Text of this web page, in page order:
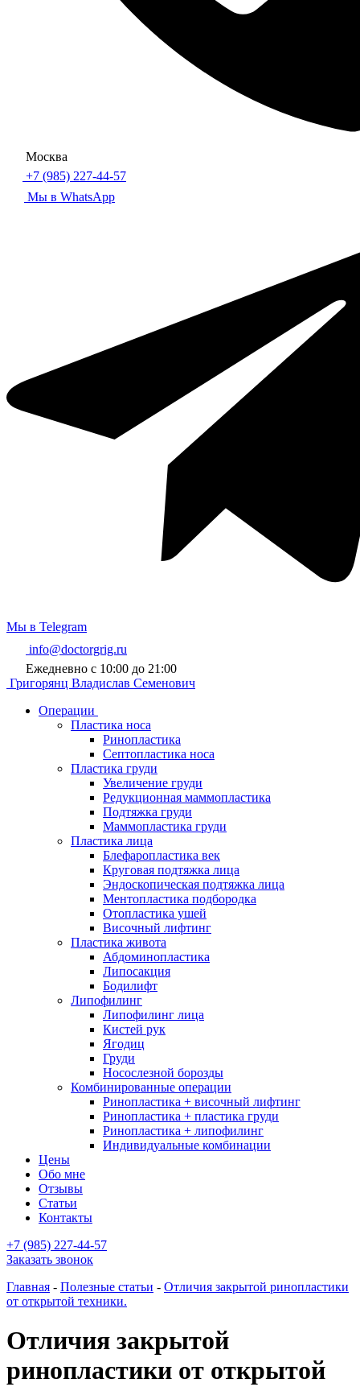
Москва
+7 (985) 227-44-57
Мы в WhatsApp
Мы в Telegram
info@doctorgrig.ru
Ежедневно с 10:00 до 21:00
Григорянц Владислав Семенович
Операции
Пластика носа
Ринопластика
Септопластика носа
Пластика груди
Увеличение груди
Редукционная маммопластика
Подтяжка груди
Маммопластика груди
Пластика лица
Блефаропластика век
Круговая подтяжка лица
Эндоскопическая подтяжка лица
Ментопластика подбородка
Отопластика ушей
Височный лифтинг
Пластика живота
Абдоминопластика
Липосакция
Бодилифт
Липофилинг
Липофилинг лица
Кистей рук
Ягодиц
Груди
Носослезной борозды
Комбинированные операции
Ринопластика + височный лифтинг
Ринопластика + пластика груди
Ринопластика + липофилинг
Индивидуальные комбинации
Цены
Обо мне
Отзывы
Статьи
Контакты
+7 (985) 227-44-57
Заказать звонок
Главная - Полезные статьи - Отличия закрытой ринопластики
от открытой техники.
Отличия закрытой
ринопластики от открытой